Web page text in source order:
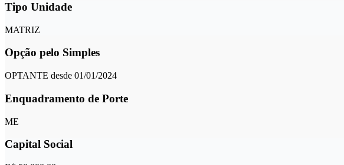
Tipo Unidade
MATRIZ
Opção pelo Simples
OPTANTE desde 01/01/2024
Enquadramento de Porte
ME
Capital Social